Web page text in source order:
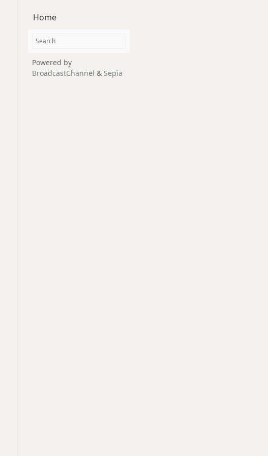
Home
Powered by
BroadcastChannel & Sepia